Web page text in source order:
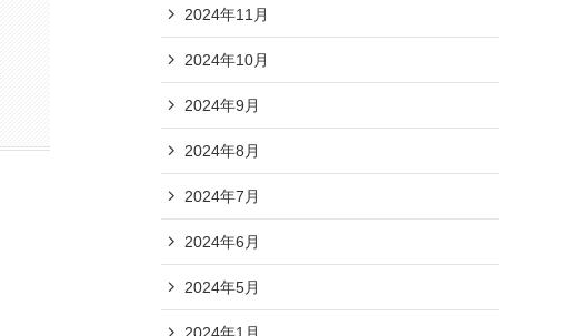
2024年11月
2024年10月
2024年9月
2024年8月
2024年7月
2024年6月
2024年5月
2024年1月